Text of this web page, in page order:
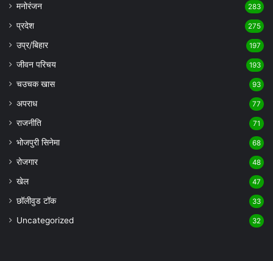
मनोरंजन 283
प्रदेश 275
उप्र/बिहार 197
जीवन परिचय 193
चउचक खास 93
अपराध 77
राजनीति 71
भोजपुरी सिनेमा 68
रोजगार 48
खेल 47
छॉलीवुड टॉक 33
Uncategorized 32